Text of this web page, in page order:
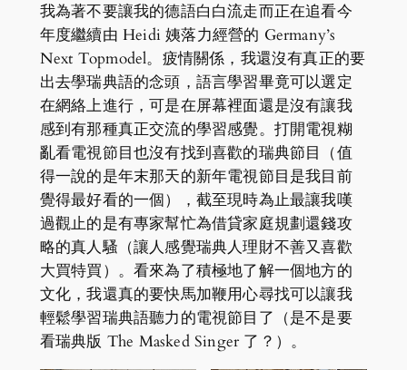
我為著不要讓我的德語白白流走而正在追看今
年度繼續由 Heidi 姨落力經營的 Germany’s
Next Topmodel。疲情關係，我還沒有真正的要
出去學瑞典語的念頭，語言學習畢竟可以選定
在網絡上進行，可是在屏幕裡面還是沒有讓我
感到有那種真正交流的學習感覺。打開電視糊
亂看電視節目也沒有找到喜歡的瑞典節目（值
得一說的是年末那天的新年電視節目是我目前
覺得最好看的一個），截至現時為止最讓我嘆
過觀止的是有專家幫忙為借貸家庭規劃還錢攻
略的真人騷（讓人感覺瑞典人理財不善又喜歡
大買特買）。看來為了積極地了解一個地方的
文化，我還真的要快馬加鞭用心尋找可以讓我
輕鬆學習瑞典語聽力的電視節目了（是不是要
看瑞典版 The Masked Singer 了？）。